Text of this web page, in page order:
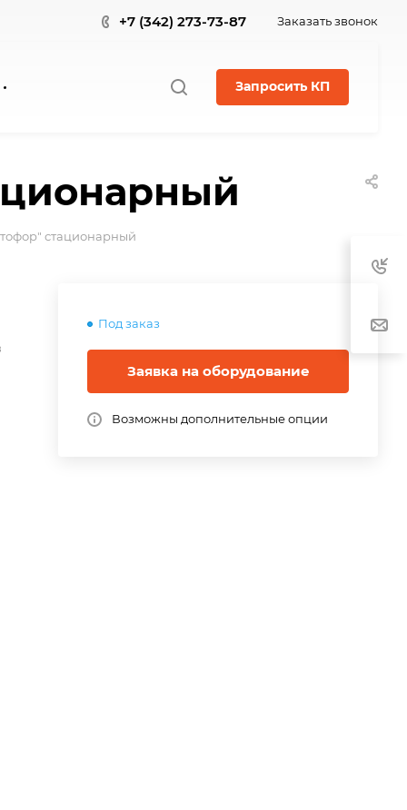
+7 (342) 273-73-87 Заказать звонок
Запросить КП
стационарный
Под заказ
Заявка на оборудование
Возможны дополнительные опции